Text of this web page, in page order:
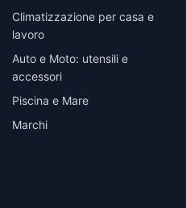
Climatizzazione per casa e
lavoro
Auto e Moto: utensili e
accessori
Piscina e Mare
Marchi